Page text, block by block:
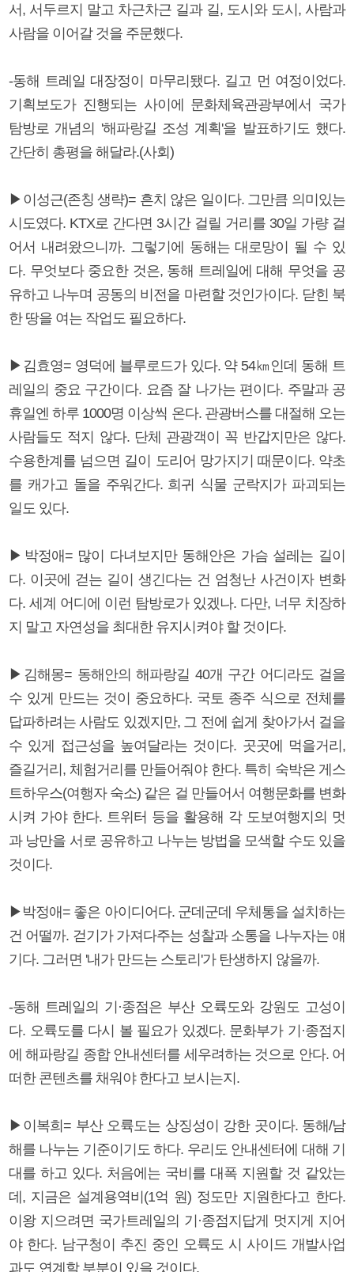
서, 서두르지 말고 차근차근 길과 길, 도시와 도시, 사람과
사람을 이어갈 것을 주문했다.
-동해 트레일 대장정이 마무리됐다. 길고 먼 여정이었다.
기획보도가 진행되는 사이에 문화체육관광부에서 국가
탐방로 개념의 '해파랑길 조성 계획'을 발표하기도 했다.
간단히 총평을 해달라.(사회)
▶이성근(존칭 생략)= 흔치 않은 일이다. 그만큼 의미있는
시도였다. KTX로 간다면 3시간 걸릴 거리를 30일 가량 걸
어서 내려왔으니까. 그렇기에 동해는 대로망이 될 수 있
다. 무엇보다 중요한 것은, 동해 트레일에 대해 무엇을 공
유하고 나누며 공동의 비전을 마련할 것인가이다. 닫힌 북
한 땅을 여는 작업도 필요하다.
▶김효영= 영덕에 블루로드가 있다. 약 54㎞인데 동해 트
레일의 중요 구간이다. 요즘 잘 나가는 편이다. 주말과 공
휴일엔 하루 1000명 이상씩 온다. 관광버스를 대절해 오는
사람들도 적지 않다. 단체 관광객이 꼭 반갑지만은 않다.
수용한계를 넘으면 길이 도리어 망가지기 때문이다. 약초
를 캐가고 돌을 주워간다. 희귀 식물 군락지가 파괴되는
일도 있다.
▶박정애= 많이 다녀보지만 동해안은 가슴 설레는 길이
다. 이곳에 걷는 길이 생긴다는 건 엄청난 사건이자 변화
다. 세계 어디에 이런 탐방로가 있겠나. 다만, 너무 치장하
지 말고 자연성을 최대한 유지시켜야 할 것이다.
▶김해몽= 동해안의 해파랑길 40개 구간 어디라도 걸을
수 있게 만드는 것이 중요하다. 국토 종주 식으로 전체를
답파하려는 사람도 있겠지만, 그 전에 쉽게 찾아가서 걸을
수 있게 접근성을 높여달라는 것이다. 곳곳에 먹을거리,
즐길거리, 체험거리를 만들어줘야 한다. 특히 숙박은 게스
트하우스(여행자 숙소) 같은 걸 만들어서 여행문화를 변화
시켜 가야 한다. 트위터 등을 활용해 각 도보여행지의 멋
과 낭만을 서로 공유하고 나누는 방법을 모색할 수도 있을
것이다.
▶박정애= 좋은 아이디어다. 군데군데 우체통을 설치하는
건 어떨까. 걷기가 가져다주는 성찰과 소통을 나누자는 얘
기다. 그러면 '내가 만드는 스토리'가 탄생하지 않을까.
-동해 트레일의 기·종점은 부산 오륙도와 강원도 고성이
다. 오륙도를 다시 볼 필요가 있겠다. 문화부가 기·종점지
에 해파랑길 종합 안내센터를 세우려하는 것으로 안다. 어
떠한 콘텐츠를 채워야 한다고 보시는지.
▶이복희= 부산 오륙도는 상징성이 강한 곳이다. 동해/남
해를 나누는 기준이기도 하다. 우리도 안내센터에 대해 기
대를 하고 있다. 처음에는 국비를 대폭 지원할 것 같았는
데, 지금은 설계용역비(1억 원) 정도만 지원한다고 한다.
이왕 지으려면 국가트레일의 기·종점지답게 멋지게 지어
야 한다. 남구청이 추진 중인 오륙도 시 사이드 개발사업
과도 연계할 부분이 있을 것이다.